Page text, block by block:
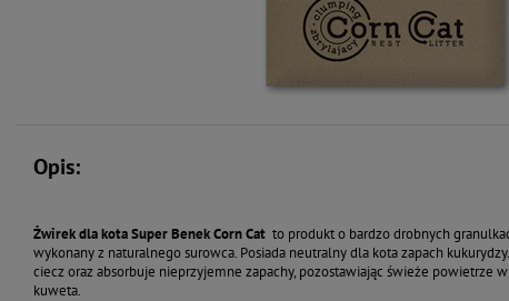
Opis:
Żwirek dla kota Super Benek Corn Cat to produkt o bardzo drobnych
wykonany z naturalnego surowca. Posiada neutralny dla kota zapach
ciecz oraz absorbuje nieprzyjemne zapachy, pozostawiając świeże powietrze
kuweta.